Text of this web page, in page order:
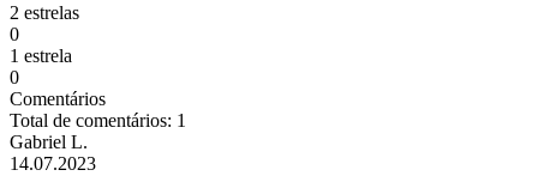
2 estrelas
0
1 estrela
0
Comentários
Total de comentários: 1
Gabriel L.
14.07.2023